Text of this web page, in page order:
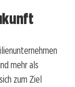
mehr als
zum Ziel